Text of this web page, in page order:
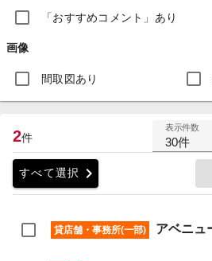
「おすすめコメント」あり
画像
間取図あり
2件
表示件数
30件
すべて選択 chevron_right
貸店舗・事務所(一部) アベニュ